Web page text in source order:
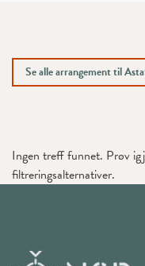
Se alle arrangement til
Ingen treff funnet. Prøv
filtreringsalternativer.